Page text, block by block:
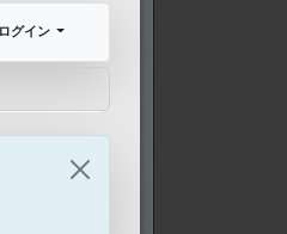
ログイン